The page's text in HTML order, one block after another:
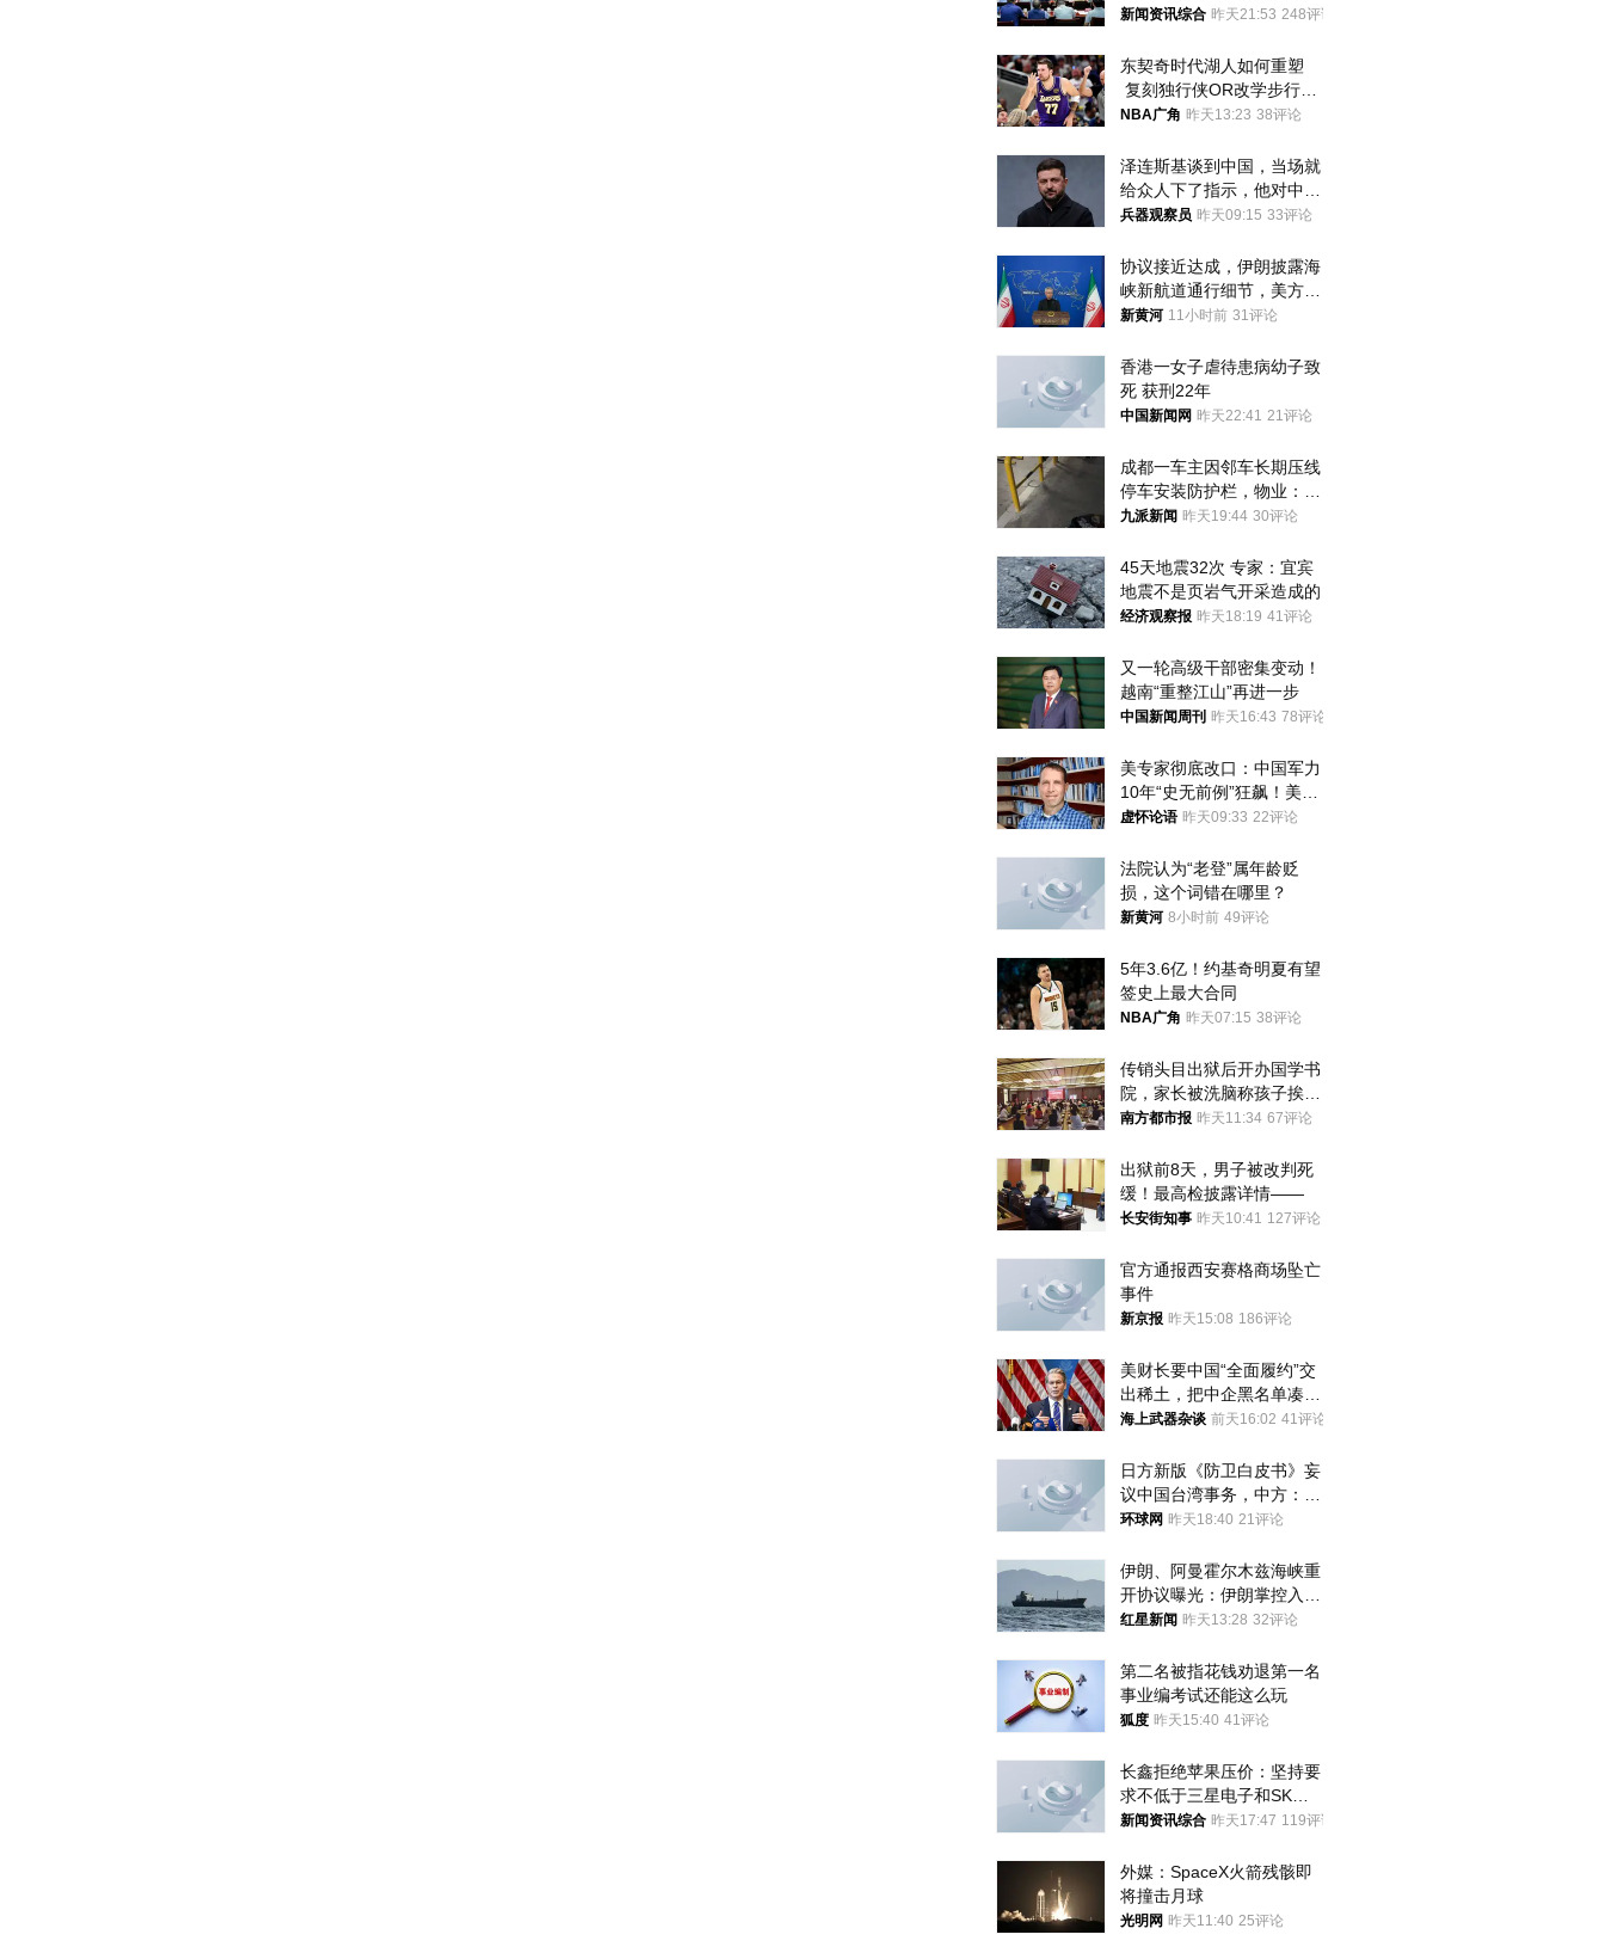
公布举报方式
新闻资讯综合 昨天21:53 248评论
东契奇时代湖人如何重塑
复刻独行侠OR改学步行
者？
NBA广角 昨天13:23 38评论
泽连斯基谈到中国，当场就
给众人下了指示，他对中国
和中乌关系，显然又有了新
兵器观察员 昨天09:15 33评论
协议接近达成，伊朗披露海
峡新航道通行细节，美方再
提“倒计时”
新黄河 11小时前 31评论
香港一女子虐待患病幼子致
死 获刑22年
中国新闻网 昨天22:41 21评论
成都一车主因邻车长期压线
停车安装防护栏，物业：不
建议装护栏，也会影响自身
九派新闻 昨天19:44 30评论
45天地震32次 专家：宜宾
地震不是页岩气开采造成的
经济观察报 昨天18:19 41评论
又一轮高级干部密集变动！
越南“重整江山”再进一步
中国新闻周刊 昨天16:43 78评论
美专家彻底改口：中国军力
10年“史无前例”狂飙！美军
真慌了
虚怀论语 昨天09:33 22评论
法院认为“老登”属年龄贬
损，这个词错在哪里？
新黄河 8小时前 49评论
5年3.6亿！约基奇明夏有望
签史上最大合同
NBA广角 昨天07:15 38评论
传销头目出狱后开办国学书
院，家长被洗脑称孩子挨打
才有效果
南方都市报 昨天11:34 67评论
出狱前8天，男子被改判死
缓！最高检披露详情——
长安街知事 昨天10:41 127评论
官方通报西安赛格商场坠亡
事件
新京报 昨天15:08 186评论
美财长要中国“全面履约”交
出稀土，把中企黑名单凑到
187家，中方做最坏打算
海上武器杂谈 前天16:02 41评论
日方新版《防卫白皮书》妄
议中国台湾事务，中方：强
烈不满、坚决反对，已向日
环球网 昨天18:40 21评论
伊朗、阿曼霍尔木兹海峡重
开协议曝光：伊朗掌控入湾
航道，与阿曼平分“服务费”
红星新闻 昨天13:28 32评论
第二名被指花钱劝退第一名
事业编考试还能这么玩
狐度 昨天15:40 41评论
长鑫拒绝苹果压价：坚持要
求不低于三星电子和SK海
力士
新闻资讯综合 昨天17:47 119评论
外媒：SpaceX火箭残骸即
将撞击月球
光明网 昨天11:40 25评论